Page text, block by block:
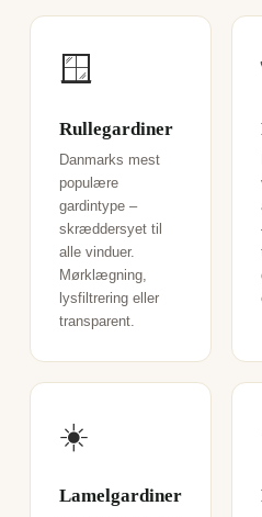
🪟
Rullegardiner
Danmarks mest
populære
gardintype –
skræddersyet til
alle vinduer.
Mørklægning,
lysfiltrering eller
transparent.
☀️
Lamelgardiner